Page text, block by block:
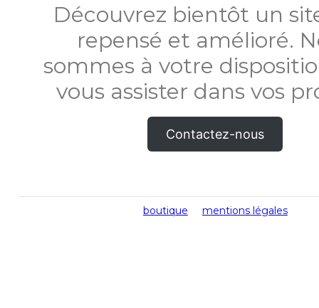
Découvrez bientôt un
repensé et amélioré.
sommes à votre
vous assister dans vos
Contactez-nous
boutique mentions légales